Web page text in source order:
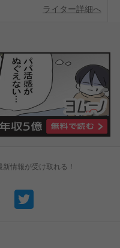
ライター詳細へ
新情報が受け取れる！